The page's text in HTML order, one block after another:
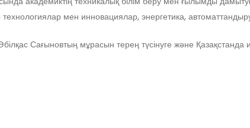
технологиялар мен инновациялар, энергетика,
Сағыновтың мұрасын терең түсінуге және